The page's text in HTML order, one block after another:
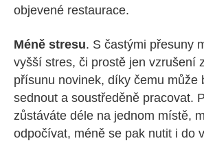
objevené restaurace.
Méně stresu. S častými přesuny
vyšší stres, či prostě jen vzrušení
přísunu novinek, díky čemu může
sednout a soustředěně pracovat.
zůstáváte déle na jednom místě,
odpočívat, méně se pak nutit i do